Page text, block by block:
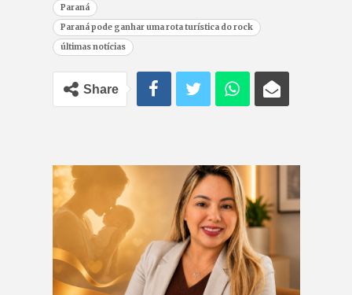
Paraná
Paraná pode ganhar uma rota turística do rock
últimas notícias
Share